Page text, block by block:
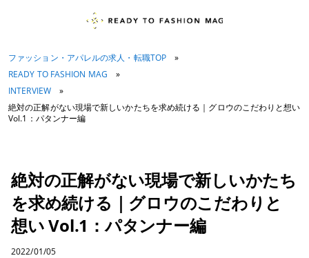
ファッション・アパレルの求人・転職TOP
»
READY TO FASHION MAG
»
INTERVIEW
»
絶対の正解がない現場で新しいかたちを求め続ける｜グロウのこだわりと想い
Vol.1：パタンナー編
絶対の正解がない現場で新しいかたち
を求め続ける｜グロウのこだわりと
想い Vol.1：パタンナー編
2022/01/05